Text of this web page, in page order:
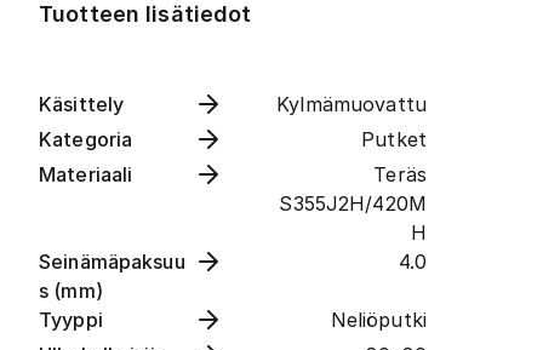
Tuotteen lisätiedot
Käsittely
Kylmämuovattu
Kategoria
Putket
Materiaali
Teräs
S355J2H/420M
H
Seinämäpaksuu
s (mm)
4.0
Tyyppi
Neliöputki